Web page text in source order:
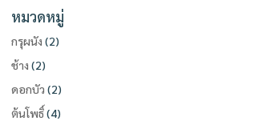
หมวดหมู่
กรุผนัง (2)
ช้าง (2)
ดอกบัว (2)
ต้นโพธิ์(4)